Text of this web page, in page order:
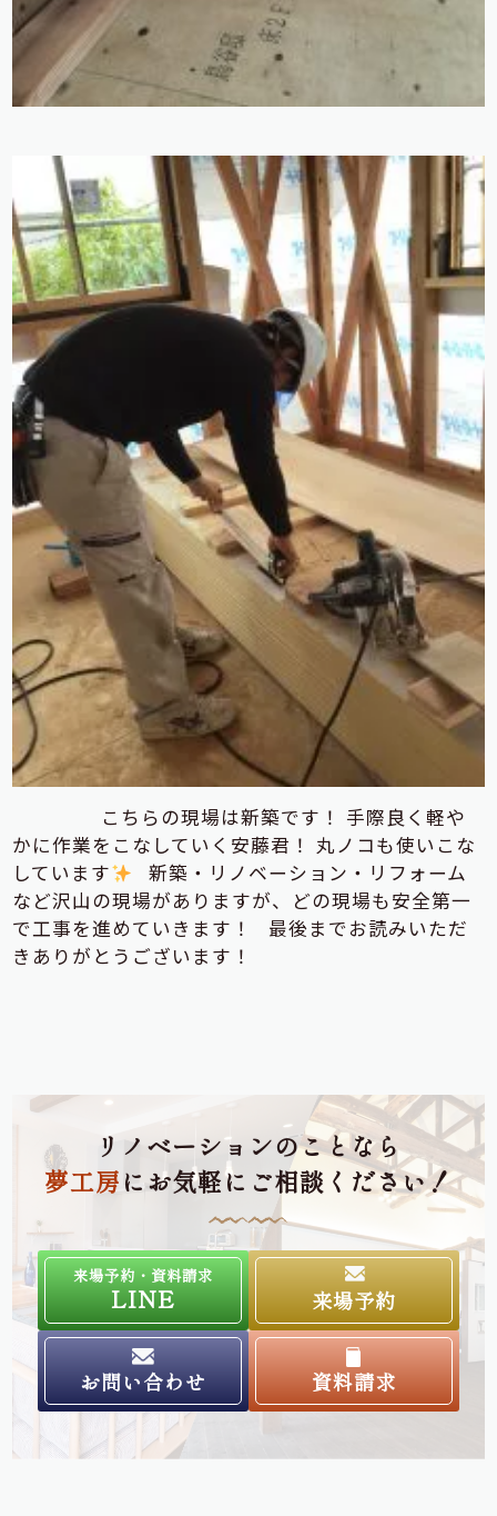
こちらの現場は新築です！ 手際良く軽や
かに作業をこなしていく安藤君！ 丸ノコも使いこな
しています
新築・リノベーション・リフォーム
など沢山の現場がありますが、どの現場も安全第一
で工事を進めていきます！ 最後までお読みいただ
きありがとうございます！
リノベーションのことなら
夢工房にお気軽にご相談ください！
来場予約・資料請求
LINE 来場予約
お問い合わせ 資料請求